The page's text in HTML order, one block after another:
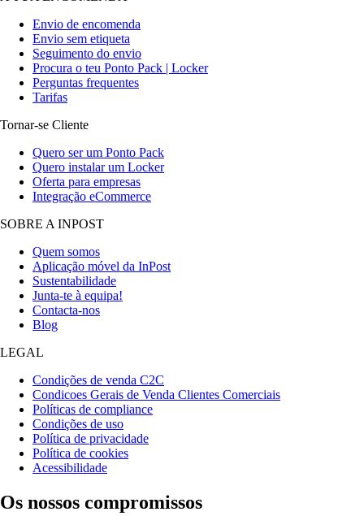
Envio de encomenda
Envio sem etiqueta
Seguimento do envio
Procura o teu Ponto Pack | Locker
Perguntas frequentes
Tarifas
Tornar-se Cliente
Quero ser um Ponto Pack
Quero instalar um Locker
Oferta para empresas
Integração eCommerce
SOBRE A INPOST
Quem somos
Aplicação móvel da InPost
Sustentabilidade
Junta-te à equipa!
Contacta-nos
Blog
LEGAL
Condições de venda C2C
Condicoes Gerais de Venda Clientes Comerciais
Políticas de compliance
Condições de uso
Política de privacidade
Política de cookies
Acessibilidade
Os nossos compromissos